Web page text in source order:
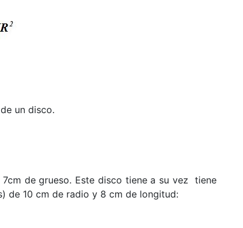
un disco.
de grueso. Este disco tiene a su vez tiene
de 10 cm de radio y 8 cm de longitud: